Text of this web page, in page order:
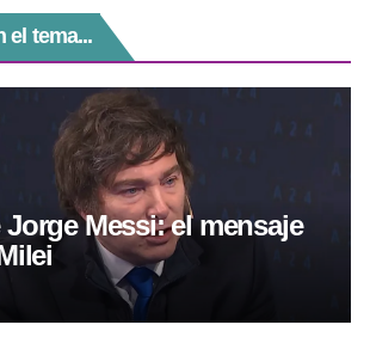
el tema...
Jorge Messi: el mensaje